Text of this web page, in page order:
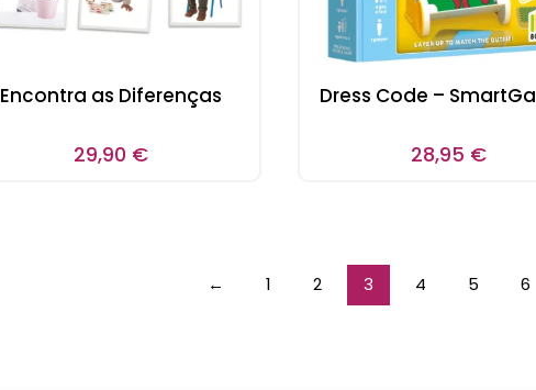
Encontra as Diferenças
29,90 €
Dress Code –
28,95 €
← 1 2 3 4 5 6